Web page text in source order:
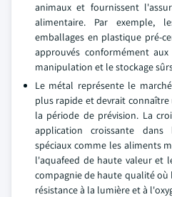
animaux et fournissent
alimentaire. Par exemple,
emballages en plastique pré-
approuvés conformément
manipulation et le stockage
Le métal représente le
plus rapide et devrait connaître
la période de prévision. La
application croissante
spéciaux comme les aliments
l'aquafeed de haute valeur et
compagnie de haute qualité
résistance à la lumière et à